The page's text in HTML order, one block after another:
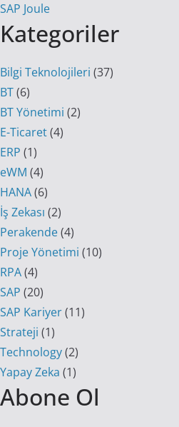
SAP Joule
Kategoriler
Bilgi Teknolojileri (37)
BT(6)
BT Yönetimi (2)
E-Ticaret(4)
ERP (1)
eWM (4)
HANA(6)
İş Zekası (2)
Perakende(4)
Proje Yönetimi (10)
RPA(4)
SAP (20)
SAP Kariyer(11)
Strateji (1)
Technology(2)
Yapay Zeka (1)
Abone Ol